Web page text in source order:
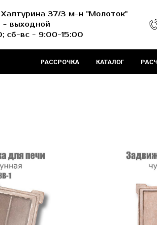
Халтурина 37/3 м-н "Молоток"
- выходной
сб-вс - 9:00-15:00
РАССРОЧКА КАТАЛОГ